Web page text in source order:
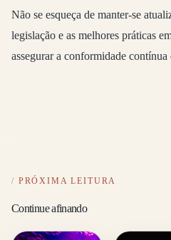
Não se esqueça de manter-se
legislação e as melhores práticas
assegurar a conformidade
PRÓXIMA LEITURA
Continue afinando